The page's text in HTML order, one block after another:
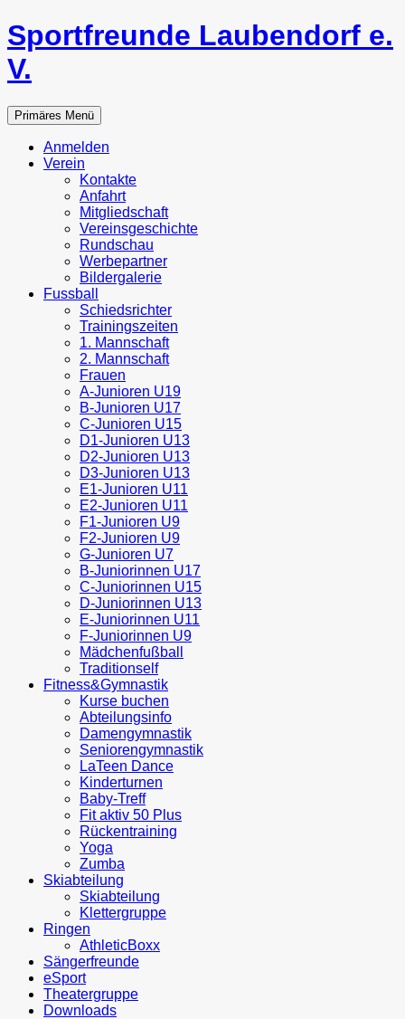
Zum
Inhalt
springen
Sportfreunde Laubendorf e.
V.
Suchen
Primäres Menü
Anmelden
Verein
Kontakte
Anfahrt
Mitgliedschaft
Vereinsgeschichte
Rundschau
Werbepartner
Bildergalerie
Fussball
Schiedsrichter
Trainingszeiten
1. Mannschaft
2. Mannschaft
Frauen
A-Junioren U19
B-Junioren U17
C-Junioren U15
D1-Junioren U13
D2-Junioren U13
D3-Junioren U13
E1-Junioren U11
E2-Junioren U11
F1-Junioren U9
F2-Junioren U9
G-Junioren U7
B-Juniorinnen U17
C-Juniorinnen U15
D-Juniorinnen U13
E-Juniorinnen U11
F-Juniorinnen U9
Mädchenfußball
Traditionself
Fitness&Gymnastik
Kurse buchen
Abteilungsinfo
Damengymnastik
Seniorengymnastik
LaTeen Dance
Kinderturnen
Baby-Treff
Fit aktiv 50 Plus
Rückentraining
Yoga
Zumba
Skiabteilung
Skiabteilung
Klettergruppe
Ringen
AthleticBoxx
Sängerfreunde
eSport
Theatergruppe
Downloads